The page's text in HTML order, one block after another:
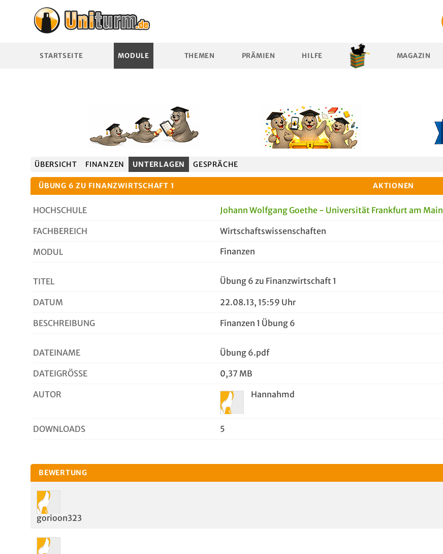
STARTSEITE MODULE THEMEN PRÄMIEN HILFE MAGAZIN
ÜBERSICHT FINANZEN UNTERLAGEN GESPRÄCHE
ÜBUNG 6 ZU FINANZWIRTSCHAFT 1 AKTIONEN
HOCHSCHULE Johann Wolfgang Goethe - Universität Frankfurt am Main
FACHBEREICH Wirtschaftswissenschaften
MODUL Finanzen
TITEL Übung 6 zu Finanzwirtschaft 1
DATUM 22.08.13, 15:59 Uhr
BESCHREIBUNG Finanzen 1 Übung 6
DATEINAME Übung 6.pdf
DATEIGRÖSSE 0,37 MB
AUTOR Hannahmd
DOWNLOADS 5
BEWERTUNG
gorioon323